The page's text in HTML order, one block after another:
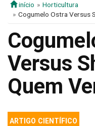
início
Horticultura
Cogumelo Ostra Versus
Versus
Quem
ARTIGO CIENTÍFICO